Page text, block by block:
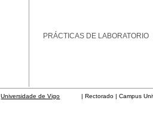
PRÁCTICAS DE LABORATORIO
Universidade de Vigo | Rectorado | Campus